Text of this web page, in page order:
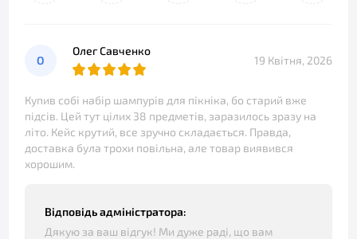
О
Олег Савченко
19 Квітня, 2026
Купив собі набір шампурів для пікніка, бо старий вже
підсів. Цей тут цілих 38 предметів, заразилось зразу на
літо. Кейс крутий, все зручно складається. Правда,
доставка була трохи повільна, але товар виявився
хорошим.
Відповідь адміністратора:
Дякую за ваш відгук! Ми дуже раді, що вам